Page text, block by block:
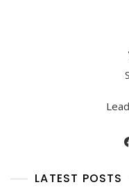
LATEST POSTS